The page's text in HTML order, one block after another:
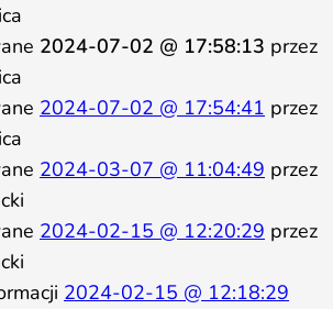
2024-07-02 @ 17:58:13 przez
2024-07-02 @ 17:54:41 przez
2024-03-07 @ 11:04:49 przez
2024-02-15 @ 12:20:29 przez
2024-02-15 @ 12:18:29